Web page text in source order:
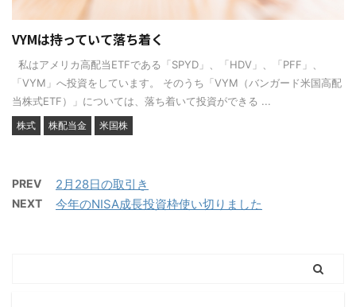
VYMは持っていて落ち着く
私はアメリカ高配当ETFである「SPYD」、「HDV」、「PFF」、
「VYM」へ投資をしています。 そのうち「VYM（バンガード米国高配
当株式ETF）」については、落ち着いて投資ができる ...
株式 株配当金 米国株
PREV 2月28日の取引き
NEXT 今年のNISA成長投資枠使い切りました